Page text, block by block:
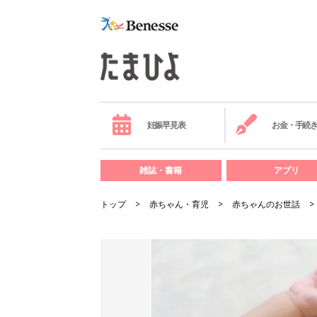
妊娠早見表 お金・手続き
雑誌・書籍 アプリ
トップ 赤ちゃん・育児 赤ちゃんのお世話